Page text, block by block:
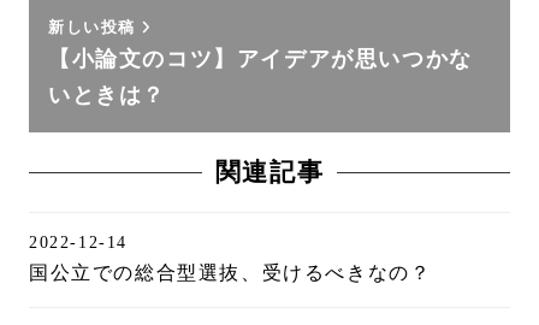
新しい投稿
【小論文のコツ】アイデアが思いつかな
いときは？
関連記事
国公立での総合型選抜、受けるべきなの？
2022-12-14